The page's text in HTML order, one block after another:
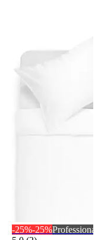
-25%-25%Professional